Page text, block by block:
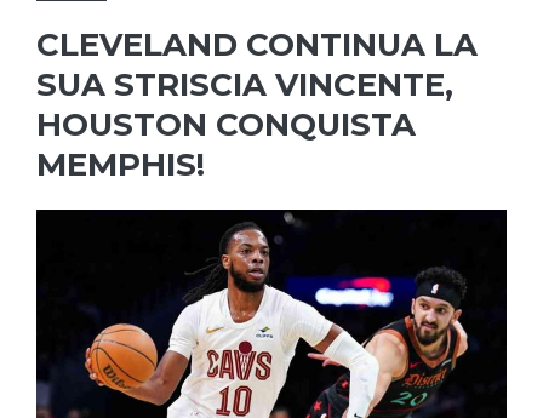
CLEVELAND CONTINUA LA
SUA STRISCIA VINCENTE,
HOUSTON CONQUISTA
MEMPHIS!